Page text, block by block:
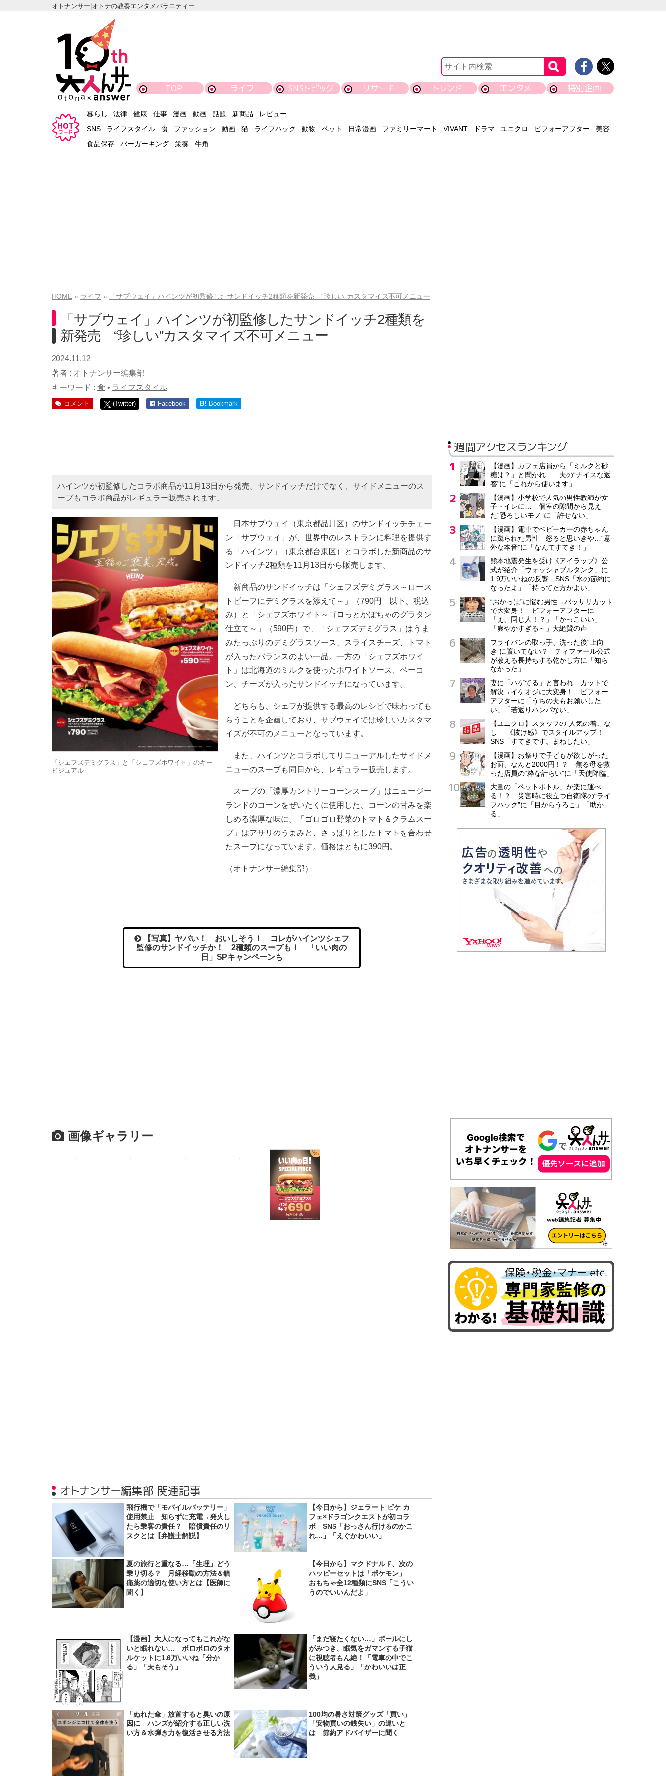
オトナンサー|オトナの教養エンタメバラエティー
TOP ライフ SNSトピック リサーチ トレンド エンタメ 特別企画
暮らし 法律 健康 仕事 漫画 動画 話題 新商品
レビュー
SNS
ライフスタイル 食 ファッション 動画 猫 ライフハック 動物 ペット 日常漫画 ファミリーマート VIVANT ドラマ ユニクロ ビフォーアフター
美容
食品保存
バーガーキング 栄養 牛角
HOME ライフ 「サブウェイ」ハインツが初監修したサンドイッチ2種類を新発売 “珍しい”カスタマイズ不可メニュー
「サブウェイ」ハインツが初監修したサンドイッチ2種類を
新発売 “珍しい”カスタマイズ不可メニュー
2024.11.12
著者 : オトナンサー編集部
キーワード : 食 • ライフスタイル
コメント (Twitter) Facebook B! Bookmark
ハインツが初監修したコラボ商品が11月13日から発売。サンドイッチだけでなく、サイドメニューのス
ープもコラボ商品がレギュラー販売されます。
「シェフズデミグラス」と「シェフズホワイト」のキー
ビジュアル
日本サブウェイ（東京都品川区）のサンドイッチチェー
ン「サブウェイ」が、世界中のレストランに料理を提供す
る「ハインツ」（東京都台東区）とコラボした新商品のサ
ンドイッチ2種類を11月13日から販売します。
新商品のサンドイッチは「シェフズデミグラス～ロース
トビーフにデミグラスを添えて～」（790円 以下、税込
み）と「シェフズホワイト～ゴロっとかぼちゃのグラタン
仕立て～」（590円）で、「シェフズデミグラス」はうま
みたっぷりのデミグラスソース、スライスチーズ、トマト
が入ったバランスのよい一品。一方の「シェフズホワイ
ト」は北海道のミルクを使ったホワイトソース、ベーコ
ン、チーズが入ったサンドイッチになっています。
どちらも、シェフが提供する最高のレシピで味わっても
らうことを企画しており、サブウェイでは珍しいカスタマ
イズが不可のメニューとなっています。
また、ハインツとコラボしてリニューアルしたサイドメ
ニューのスープも同日から、レギュラー販売します。
スープの「濃厚カントリーコーンスープ」はニュージー
ランドのコーンをぜいたくに使用した、コーンの甘みを楽
しめる濃厚な味に。「ゴロゴロ野菜のトマト＆クラムスー
プ」はアサリのうまみと、さっぱりとしたトマトを合わせ
たスープになっています。価格はともに390円。
（オトナンサー編集部）
【写真】ヤバい！ おいしそう！ コレがハインツシェフ
監修のサンドイッチか！ 2種類のスープも！ 「いい肉の
日」SPキャンペーンも
画像ギャラリー
オトナンサー編集部 関連記事
飛行機で「モバイルバッテリー」
使用禁止 知らずに充電→発火し
たら乗客の責任？ 賠償責任のリ
スクとは【弁護士解説】
【今日から】ジェラート ピケ カ
フェ×ドラゴンクエストが初コラ
ボ SNS「おっさん行けるのかこ
れ…」「えぐかわいい」
夏の旅行と重なる…「生理」どう
乗り切る？ 月経移動の方法＆鎮
痛薬の適切な使い方とは【医師に
聞く】
【今日から】マクドナルド、次の
ハッピーセットは「ポケモン」
おもちゃ全12種類にSNS「こうい
うのでいいんだよ」
【漫画】大人になってもこれがな
いと眠れない… ボロボロのタオ
ルケットに1.6万いいね「分か
る」「夫もそう」
「まだ寝たくない…」ポールにし
がみつき、眠気をガマンする子猫
に視聴者もん絶！「電車の中でこ
ういう人見る」「かわいいは正
義」
「ぬれた傘」放置すると臭いの原
因に ハンズが紹介する正しい洗
い方＆水弾き力を復活させる方法
100均の暑さ対策グッズ「買い」
「安物買いの銭失い」の違いと
は 節約アドバイザーに聞く
週間アクセスランキング
【漫画】カフェ店員から「ミルクと砂
糖は？」と聞かれ… 夫の“ナイスな返
答”に「これから使います」
【漫画】小学校で人気の男性教師が女
子トイレに… 個室の隙間から見え
た“恐ろしいモノ”に「許せない」
【漫画】電車でベビーカーの赤ちゃん
に蹴られた男性 怒ると思いきや…“意
外な本音”に「なんてすてき！」
熊本地震発生を受け《アイラップ》公
式が紹介「ウォッシャブルタンク」に
1.9万いいねの反響 SNS「水の節約に
なったよ」「持ってた方がよい」
“おかっぱ”に悩む男性→バッサリカット
で大変身！ ビフォーアフターに
「え、同じ人！？」「かっこいい」
「爽やかすぎる～」大絶賛の声
フライパンの取っ手、洗った後“上向
き”に置いてない？ ティファール公式
が教える長持ちする乾かし方に「知ら
なかった」
妻に「ハゲてる」と言われ…カットで
解決→イケオジに大変身！ ビフォー
アフターに「うちの夫もお願いした
い」「若返りハンパない」
【ユニクロ】スタッフの“人気の着こな
し” 《抜け感》でスタイルアップ！
SNS「すてきです。まねしたい」
【漫画】お祭りで子どもが欲しがった
お面、なんと2000円！？ 焦る母を救
った店員の“粋な計らい”に「天使降臨」
大量の「ペットボトル」が楽に運べ
る！？ 災害時に役立つ自衛隊の“ライ
フハック”に「目からうろこ」「助か
る」